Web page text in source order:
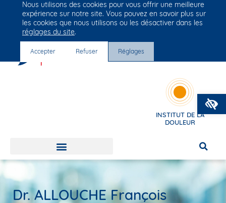
Groupe Vivalto Santé
Entre nous, la vie
INSTITUT DE LA
DOULEUR
Dr. ALLOUCHE François
Nous utilisons des cookies pour vous offrir une meilleure
expérience sur notre site. Vous pouvez en savoir plus sur
les cookies que nous utilisons ou les désactiver dans les
réglages du site.
Accepter Refuser Réglages